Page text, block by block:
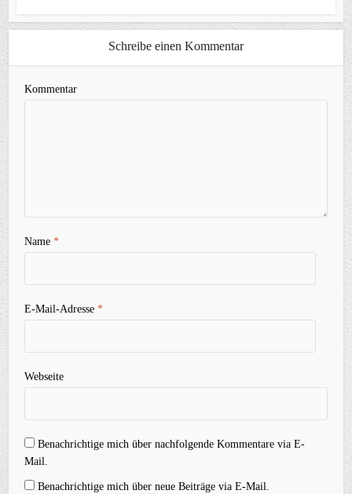
Schreibe einen Kommentar
Kommentar
Name*
E-Mail-Adresse*
Webseite
Benachrichtige mich über nachfolgende Kommentare via E-
Mail.
Benachrichtige mich über neue Beiträge via E-Mail.